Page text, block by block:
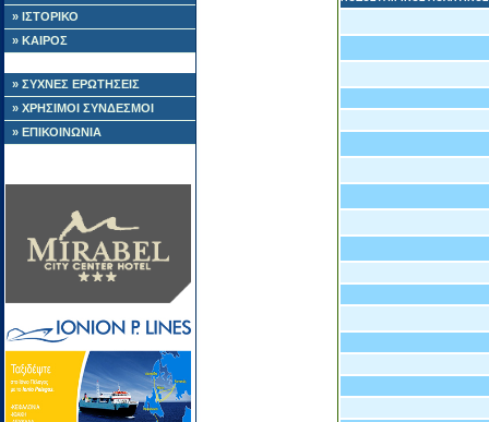
» ΙΣΤΟΡΙΚΟ
» ΚΑΙΡΟΣ
» ΣΥΧΝΕΣ ΕΡΩΤΗΣΕΙΣ
» ΧΡΗΣΙΜΟΙ ΣΥΝΔΕΣΜΟΙ
» ΕΠΙΚΟΙΝΩΝΙΑ